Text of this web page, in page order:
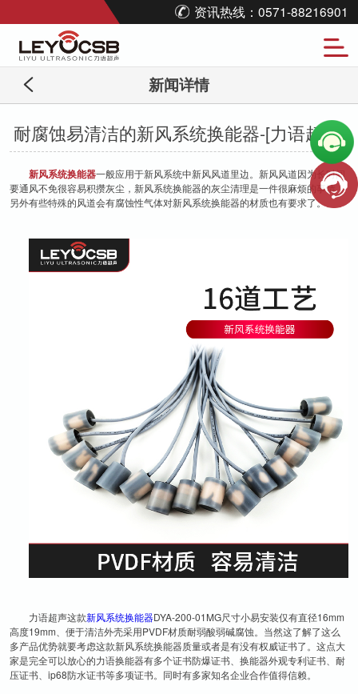
资讯热线：0571-88216901
新闻详情
耐腐蚀易清洁的新风系统换能器-[力语超声]
新风系统换能器一般应用于新风系统中新风风道里边。新风风道因为长时间
要通风不免很容易积攒灰尘，新风系统换能器的灰尘清理是一件很麻烦的事情，
另外有些特殊的风道会有腐蚀性气体对新风系统换能器的材质也有要求了。
力语超声这款新风系统换能器DYA-200-01MG尺寸小易安装仅有直径16mm
高度19mm、便于清洁外壳采用PVDF材质耐弱酸弱碱腐蚀。当然这了解了这么
多产品优势就要考虑这款新风系统换能器质量或者是有没有权威证书了。这点大
家是完全可以放心的力语换能器有多个证书防爆证书、换能器外观专利证书、耐
压证书、ip68防水证书等多项证书。同时有多家知名企业合作值得信赖。